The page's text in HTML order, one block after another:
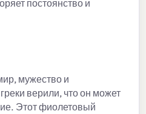
постоянство и
мужество и
верили, что он может
Этот фиолетовый